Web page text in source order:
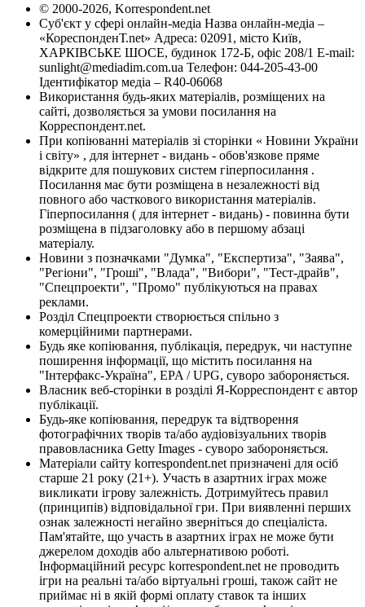
© 2000-2026, Korrespondent.net
Суб'єкт у сфері онлайн-медіа Назва онлайн-медіа –
«КореспонденТ.net» Адреса: 02091, місто Київ,
ХАРКІВСЬКЕ ШОСЕ, будинок 172-Б, офіс 208/1 E-mail:
sunlight@mediadim.com.ua Телефон: 044-205-43-00
Ідентифікатор медіа – R40-06068
Використання будь-яких матеріалів, розміщених на
сайті, дозволяється за умови посилання на
Корреспондент.net.
При копіюванні матеріалів зі сторінки « Новини України
і світу» , для інтернет - видань - обов'язкове пряме
відкрите для пошукових систем гіперпосилання .
Посилання має бути розміщена в незалежності від
повного або часткового використання матеріалів.
Гіперпосилання ( для інтернет - видань) - повинна бути
розміщена в підзаголовку або в першому абзаці
матеріалу.
Новини з позначками "Думка", "Експертиза", "Заява",
"Регіони", "Гроші", "Влада", "Вибори", "Тест-драйв",
"Спецпроекти", "Промо" публікуються на правах
реклами.
Розділ Спецпроекти створюється спільно з
комерційними партнерами.
Будь яке копіювання, публікація, передрук, чи наступне
поширення інформації, що містить посилання на
"Інтерфакс-Україна", EPA / UPG, суворо забороняється.
Власник веб-сторінки в розділі Я-Корреспондент є автор
публікації.
Будь-яке копіювання, передрук та відтворення
фотографічних творів та/або аудіовізуальних творів
правовласника Getty Images - суворо забороняється.
Матеріали сайту korrespondent.net призначені для осіб
старше 21 року (21+). Участь в азартних іграх може
викликати ігрову залежність. Дотримуйтесь правил
(принципів) відповідальної гри. При виявленні перших
ознак залежності негайно зверніться до спеціаліста.
Пам'ятайте, що участь в азартних іграх не може бути
джерелом доходів або альтернативою роботі.
Інформаційний ресурс korrespondent.net не проводить
ігри на реальні та/або віртуальні гроші, також сайт не
приймає ні в якій формі оплату ставок та інших